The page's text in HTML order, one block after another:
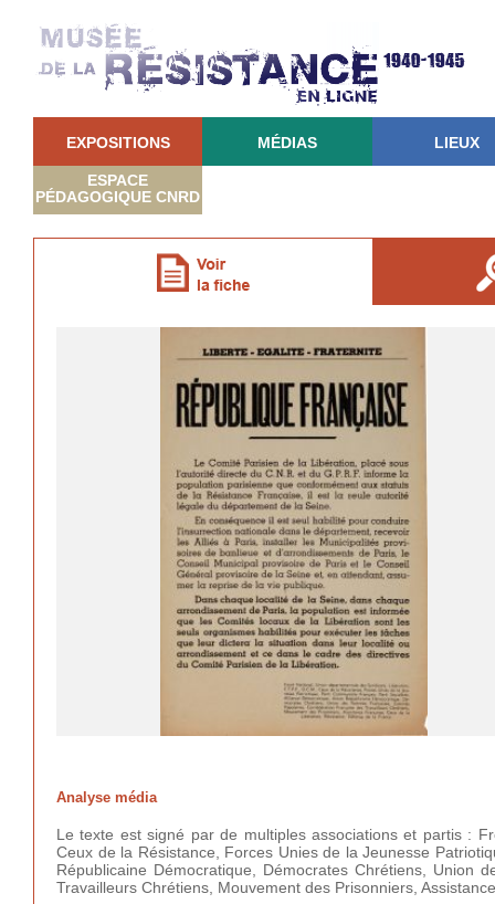
EXPOSITIONS MÉDIAS LIEUX
ESPACE
PÉDAGOGIQUE CNRD
Analyse média
Le texte est signé par de multiples associations et partis :
Ceux de la Résistance, Forces Unies de la Jeunesse
Républicaine Démocratique, Démocrates Chrétiens, Union
Travailleurs Chrétiens, Mouvement des Prisonniers,